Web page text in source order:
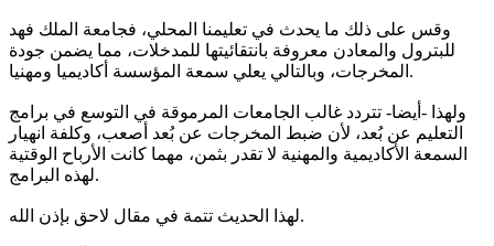
وقس على ذلك ما يحدث في تعليمنا المحلي، فجامعة الملك فهد
للبترول والمعادن معروفة بانتقائيتها للمدخلات، مما يضمن جودة
المخرجات، وبالتالي يعلي سمعة المؤسسة أكاديميا ومهنيا.
ولهذا -أيضا- تتردد غالب الجامعات المرموقة في التوسع في برامج
التعليم عن بُعد، لأن ضبط المخرجات عن بُعد أصعب، وكلفة انهيار
السمعة الأكاديمية والمهنية لا تقدر بثمن، مهما كانت الأرباح الوقتية
لهذه البرامج.
لهذا الحديث تتمة في مقال لاحق بإذن الله.